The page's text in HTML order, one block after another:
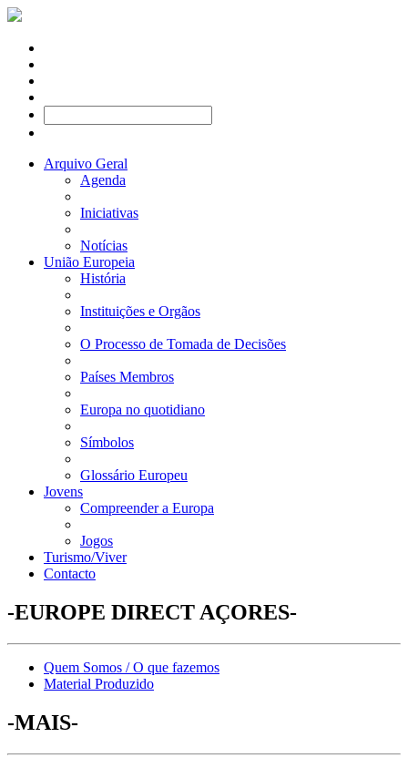
Arquivo Geral
Agenda
Iniciativas
Notícias
União Europeia
História
Instituições e Orgãos
O Processo de Tomada de Decisões
Países Membros
Europa no quotidiano
Símbolos
Glossário Europeu
Jovens
Compreender a Europa
Jogos
Turismo/Viver
Contacto
-EUROPE DIRECT AÇORES-
Quem Somos / O que fazemos
Material Produzido
-MAIS-